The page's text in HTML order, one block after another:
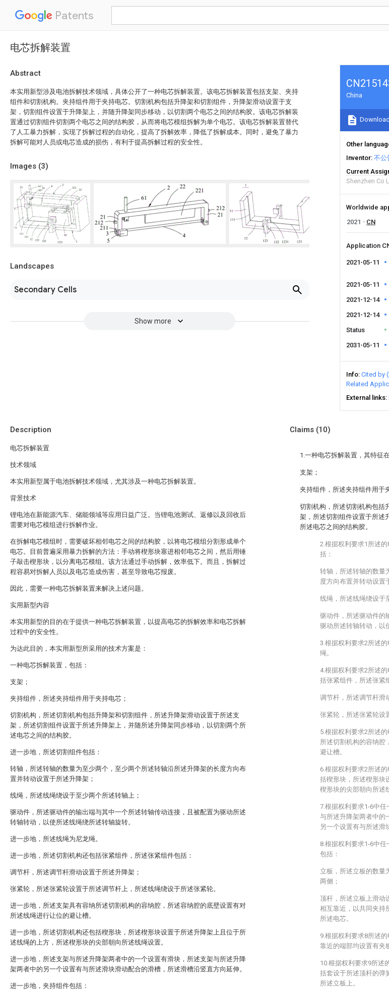
Patents
电芯拆解装置
Abstract
本实用新型涉及电池拆解技术领域，具体公开了一种电芯拆解装置。该电芯拆解装置包括支架、夹持
组件和切割机构。夹持组件用于夹持电芯。切割机构包括升降架和切割组件，升降架滑动设置于支
架，切割组件设置于升降架上，并随升降架同步移动，以切割两个电芯之间的结构胶。该电芯拆解装
置通过切割组件切割两个电芯之间的结构胶，从而将电芯模组拆解为单个电芯。该电芯拆解装置替代
了人工暴力拆解，实现了拆解过程的自动化，提高了拆解效率，降低了拆解成本。同时，避免了暴力
拆解可能对人员或电芯造成的损伤，有利于提高拆解过程的安全性。
Images (3)
Landscapes
Secondary Cells
Show more
China
Other
Inventor 不公
Current
Shenzhen Co
Worldwide
2021
CN
Application
2021-05-11
2021-05-11
2021-12-14
2021-12-14
Status
2031-05-11
Info Cited by
Related
External links
Description
电芯拆解装置
技术领域
本实用新型属于电池拆解技术领域，尤其涉及一种电芯拆解装置。
背景技术
锂电池在新能源汽车、储能领域等应用日益广泛。当锂电池测试、返修以及回收后
需要对电芯模组进行拆解作业。
在拆解电芯模组时，需要破坏相邻电芯之间的结构胶，以将电芯模组分割形成单个
电芯。目前普遍采用暴力拆解的方法：手动将楔形块塞进相邻电芯之间，然后用锤
子敲击楔形块，以分离电芯模组。该方法通过手动拆解，效率低下。而且，拆解过
程容易对拆解人员以及电芯造成伤害，甚至导致电芯报废。
因此，需要一种电芯拆解装置来解决上述问题。
实用新型内容
本实用新型的目的在于提供一种电芯拆解装置，以提高电芯的拆解效率和电芯拆解
过程中的安全性。
为达此目的，本实用新型所采用的技术方案是：
一种电芯拆解装置，包括：
支架；
夹持组件，所述夹持组件用于夹持电芯；
切割机构，所述切割机构包括升降架和切割组件，所述升降架滑动设置于所述支
架，所述切割组件设置于所述升降架上，并随所述升降架同步移动，以切割两个所
述电芯之间的结构胶。
进一步地，所述切割组件包括：
转轴，所述转轴的数量为至少两个，至少两个所述转轴沿所述升降架的长度方向布
置并转动设置于所述升降架；
线绳，所述线绳绕设于至少两个所述转轴上；
驱动件，所述驱动件的输出端与其中一个所述转轴传动连接，且被配置为驱动所述
转轴转动，以使所述线绳绕所述转轴旋转。
进一步地，所述线绳为尼龙绳。
进一步地，所述切割机构还包括张紧组件，所述张紧组件包括：
调节杆，所述调节杆滑动设置于所述升降架；
张紧轮，所述张紧轮设置于所述调节杆上，所述线绳绕设于所述张紧轮。
进一步地，所述支架具有容纳所述切割机构的容纳腔，所述容纳腔的底壁设置有对
所述线绳进行让位的避让槽。
进一步地，所述切割机构还包括楔形块，所述楔形块设置于所述升降架上且位于所
述线绳的上方，所述楔形块的尖部朝向所述线绳设置。
进一步地，所述支架与所述升降架两者中的一个设置有滑块，所述支架与所述升降
架两者中的另一个设置有与所述滑块滑动配合的滑槽，所述滑槽沿竖直方向延伸。
进一步地，夹持组件包括：
Claims (10)
1.一种电芯拆解装置，其特征
支架；
夹持组件，所述夹持组件用于
切割机构，所述切割机构包括
架，所述切割组件设置于所述
所述电芯之间的结构胶。
2.根据权利要求1所述
括：
转轴，所述转轴的数量
度方向布置并转动设置
线绳，所述线绳绕设于
驱动件，所述驱动件的
驱动所述转轴转动，以
3.根据权利要求2所述
绳。
4.根据权利要求2所述
括张紧组件，所述张紧
调节杆，所述调节杆滑
张紧轮，所述张紧轮设
5.根据权利要求2所述
所述切割机构的容纳腔
避让槽。
6.根据权利要求2所述
括楔形块，所述楔形块
楔形块的尖部朝向所述
7.根据权利要求1-6中
与所述升降架两者中的
另一个设置有与所述滑
8.根据权利要求1-6中
包括：
立板，所述立板的数量
两侧；
顶杆，所述立板上滑动
相互靠近，以共同夹持
所述电芯。
9.根据权利要求8所述
靠近的端部均设置有夹
10.根据权利要求9所述
括套设于所述顶杆的弹
所述立板上。